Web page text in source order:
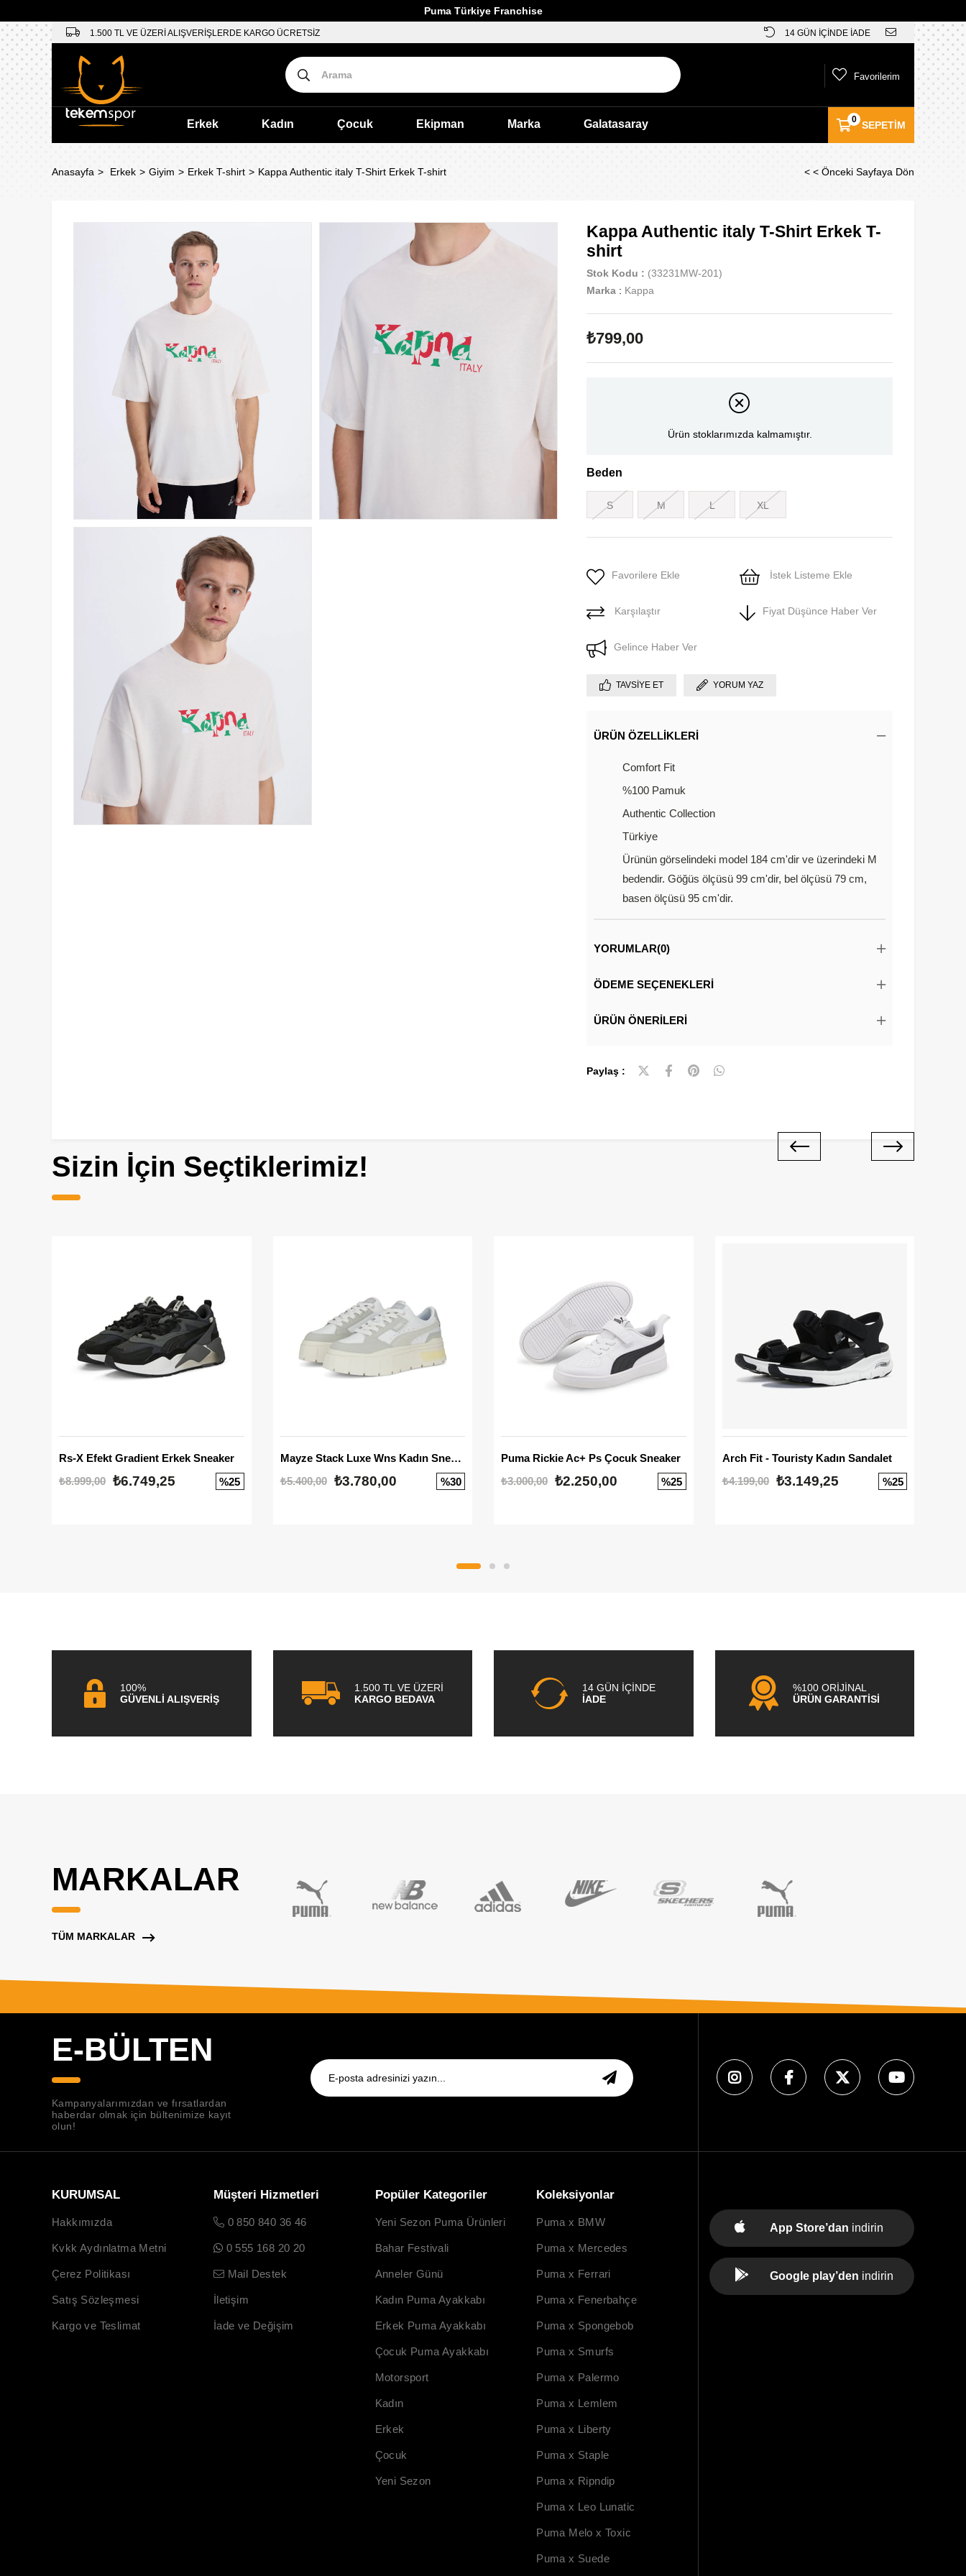
Puma Türkiye Franchise
1.500 TL VE ÜZERİ ALIŞVERİŞLERDE KARGO ÜCRETSİZ 14 GÜN İÇİNDE İADE
SEPETIM
0
Favorilerim
Erkek Kadın Çocuk Ekipman Marka Galatasaray
Anasayfa Erkek Giyim Erkek T-shirt Kappa Authentic italy T-Shirt Erkek T-shirt < < Önceki Sayfaya Dön
Kappa Authentic italy T-Shirt Erkek T-
shirt
Stok Kodu
(33231MW-201)
Marka : Kappa
₺799,00
Ürün stoklarımızda kalmamıştır.
Beden
S M L XL
Favorilere Ekle İstek Listeme Ekle
Karşılaştır Fiyat Düşünce Haber Ver
Gelince Haber Ver
TAVSIYE ET YORUM YAZ
ÜRÜN ÖZELLIKLERI
Comfort Fit
%100 Pamuk
Authentic Collection
Türkiye
Ürünün görselindeki model 184 cm'dir ve üzerindeki M
bedendir. Göğüs ölçüsü 99 cm'dir, bel ölçüsü 79 cm,
basen ölçüsü 95 cm'dir.
YORUMLAR(0)
ÖDEME SEÇENEKLERI
ÜRÜN ÖNERILERI
Paylaş :
Sizin İçin Seçtiklerimiz!
Rs-X Efekt Gradient Erkek Sneaker
₺8.999,00 ₺6.749,25 %25
Mayze Stack Luxe Wns Kadın Sneaker
₺5.400,00
₺3.780,00 %30
Puma Rickie Ac+ Ps Çocuk Sneaker
₺3.000,00 ₺2.250,00 %25
Arch Fit - Touristy Kadın Sandalet
₺4.199,00
₺3.149,25 %25
100%
GÜVENLİ ALIŞVERİŞ
1.500 TL VE ÜZERİ
KARGO BEDAVA
14 GÜN İÇİNDE
İADE
%100 ORİJİNAL
ÜRÜN GARANTİSİ
MARKALAR
TÜM MARKALAR
E-BÜLTEN
Kampanyalarımızdan ve fırsatlardan
haberdar olmak için bültenimize kayıt
olun!
KURUMSAL
Hakkımızda
Kvkk Aydınlatma Metni
Çerez Politikası
Satış Sözleşmesi
Kargo ve Teslimat
Müşteri Hizmetleri
0 850 840 36 46
0 555 168 20 20
Mail Destek
İletişim
İade ve Değişim
Popüler Kategoriler
Yeni Sezon Puma Ürünleri
Bahar Festivali
Anneler Günü
Kadın Puma Ayakkabı
Erkek Puma Ayakkabı
Çocuk Puma Ayakkabı
Motorsport
Kadın
Erkek
Çocuk
Yeni Sezon
Koleksiyonlar
Puma x BMW
Puma x Mercedes
Puma x Ferrari
Puma x Fenerbahçe
Puma x Spongebob
Puma x Smurfs
Puma x Palermo
Puma x Lemlem
Puma x Liberty
Puma x Staple
Puma x Ripndip
Puma x Leo Lunatic
Puma Melo x Toxic
Puma x Suede
App Store’dan indirin
Google play’den indirin